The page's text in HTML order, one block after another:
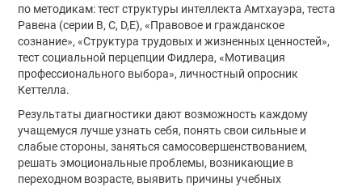
по методикам: тест структуры интеллекта Амтхауэра, теста
Равена (серии B, C, D,E), «Правовое и гражданское
сознание», «Структура трудовых и жизненных ценностей»,
тест социальной перцепции Фидлера, «Мотивация
профессионального выбора», личностный опросник
Кеттелла.
Результаты диагностики дают возможность каждому
учащемуся лучше узнать себя, понять свои сильные и
слабые стороны, заняться самосовершенствованием,
решать эмоциональные проблемы, возникающие в
переходном возрасте, выявить причины учебных